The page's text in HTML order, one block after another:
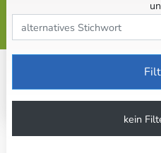
Stichwort
kein